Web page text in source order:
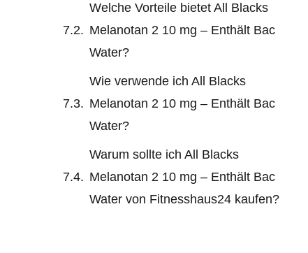
Welche Vorteile bietet All Blacks
Melanotan 2 10 mg – Enthält Bac
Water?
Wie verwende ich All Blacks
Melanotan 2 10 mg – Enthält Bac
Water?
Warum sollte ich All Blacks
Melanotan 2 10 mg – Enthält Bac
Water von Fitnesshaus24 kaufen?